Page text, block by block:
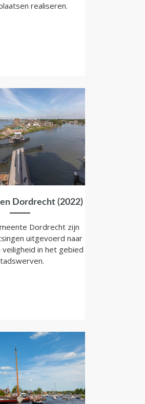
realiseren.
Dordrecht (2022)
Dordrecht zijn
uitgevoerd naar
veiligheid in het gebied